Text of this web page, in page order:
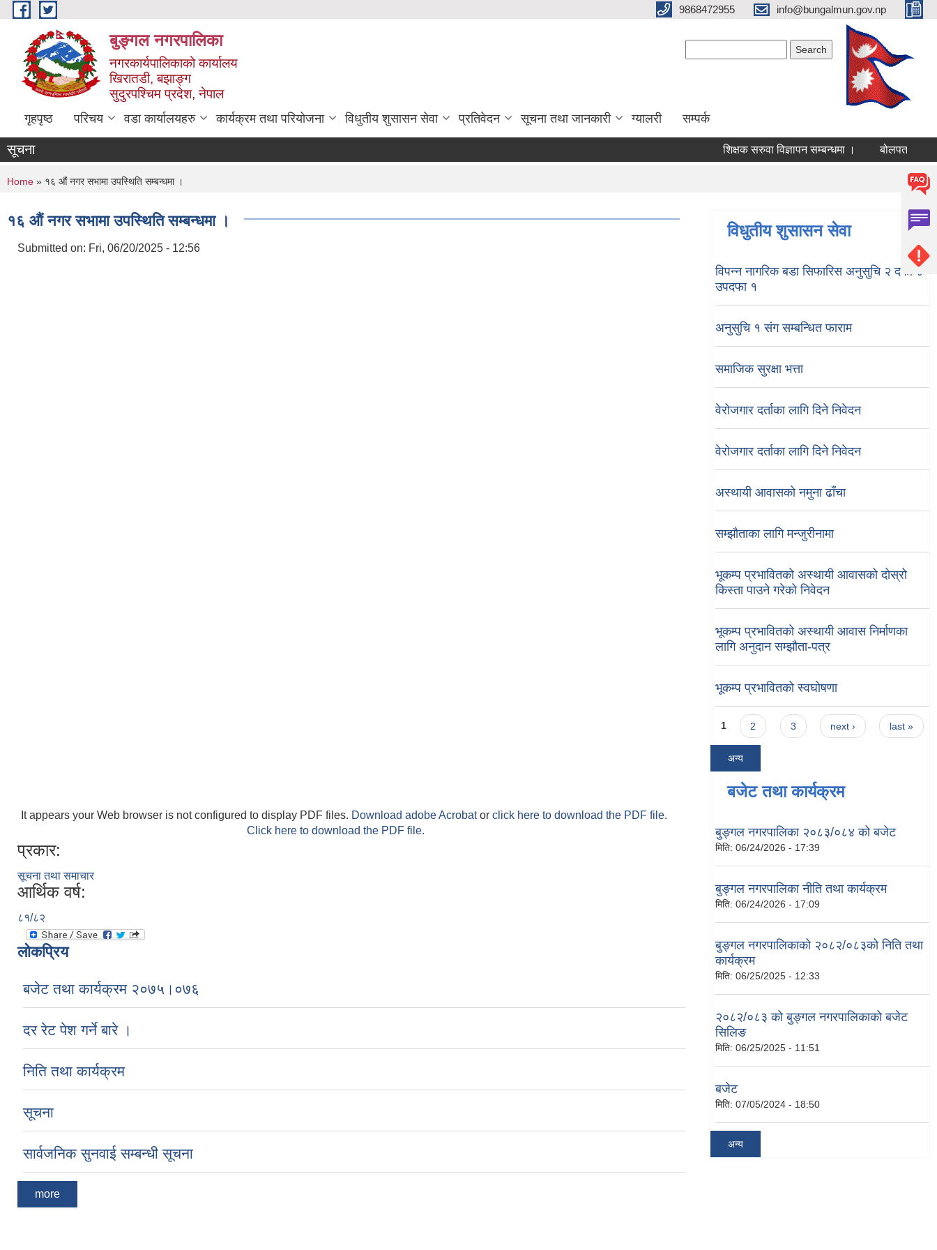
Skip to main content 9868472955 info@bungalmun.gov.np
बुङ्गल नगरपालिका
नगरकार्यपालिकाको कार्यालय
खिरातडी, बझाङ्ग
सुदुरपश्चिम प्रदेश, नेपाल
गृहपृष्ठ परिचय वडा कार्यालयहरु कार्यक्रम तथा परियोजना विधुतीय शुसासन सेवा प्रतिवेदन सूचना तथा जानकारी ग्यालरी सम्पर्क
सूचना शिक्षक सरुवा विज्ञापन सम्बन्धमा । बोलपत्र स्वीकृत
You are here
Home » १६ औं नगर सभामा उपस्थिति सम्बन्धमा ।
१६ औं नगर सभामा उपस्थिति सम्बन्धमा ।
Submitted on: Fri, 06/20/2025 - 12:56
It appears your Web browser is not configured to display PDF files. Download adobe Acrobator click here to download the PDF file.
Click here to download the PDF file.
प्रकार:
सूचना तथा समाचार
आर्थिक वर्ष:
८१/८२
लोकप्रिय
बजेट तथा कार्यक्रम २०७५।०७६
दर रेट पेश गर्ने बारे ।
निति तथा कार्यक्रम
सूचना
सार्वजनिक सुनवाई सम्बन्धी सूचना
more
विधुतीय शुसासन सेवा
विपन्न नागरिक बडा सिफारिस अनुसुचि २ दफा ४
उपदफा १
अनुसुचि १ संग सम्बन्धित फाराम
समाजिक सुरक्षा भत्ता
वेरोजगार दर्ताका लागि दिने निवेदन
वेरोजगार दर्ताका लागि दिने निवेदन
अस्थायी आवासको नमुना ढाँचा
सम्झौताका लागि मन्जुरीनामा
भूकम्प प्रभावितको अस्थायी आवासको दोस्रो
किस्ता पाउने गरेको निवेदन
भूकम्प प्रभावितको अस्थायी आवास निर्माणका
लागि अनुदान सम्झौता-पत्र
भूकम्प प्रभावितको स्वघोषणा
Pages
1 2 3 next › last »
अन्य
बजेट तथा कार्यक्रम
बुङ्गल नगरपालिका २०८३/०८४ को बजेट
मिति: 06/24/2026 - 17:39
बुङ्गल नगरपालिका नीति तथा कार्यक्रम
मिति: 06/24/2026 - 17:09
बुङ्गल नगरपालिकाको २०८२/०८३को निति तथा
कार्यक्रम
मिति: 06/25/2025 - 12:33
२०८२/०८३ को बुङ्गल नगरपालिकाको बजेट
सिलिङ
मिति: 06/25/2025 - 11:51
बजेट
मिति: 07/05/2024 - 18:50
अन्य